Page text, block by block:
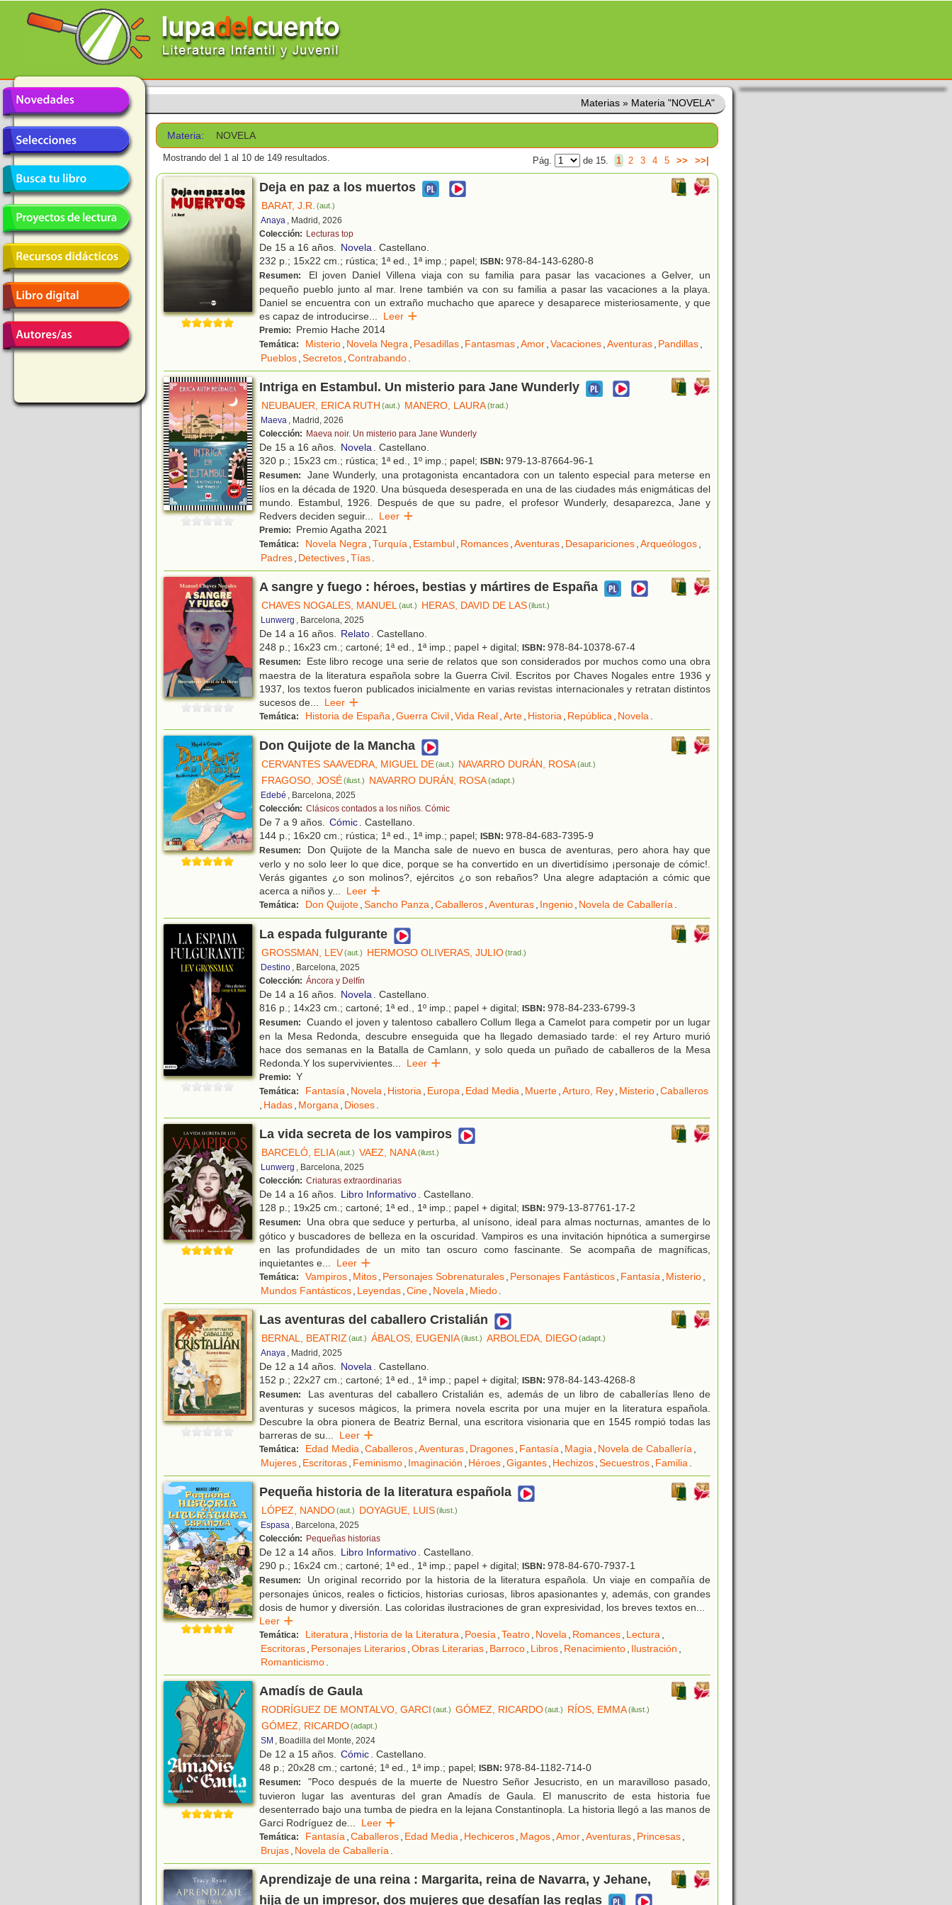
Materias » Materia "NOVELA"
Materia: NOVELA
Mostrando del 1 al 10 de 149 resultados. Pág. de 15. 1 2 3 4 5 >> >>|
Deja en paz a los muertos
BARAT, J.R. (aut.)
Anaya , Madrid, 2026
Colección: Lecturas top
De 15 a 16 años. Novela. Castellano.
232 p.; 15x22 cm.; rústica; 1ª ed., 1ª imp.; papel; ISBN: 978-84-143-6280-8
Resumen:
El joven Daniel Villena viaja con su familia para pasar las vacaciones a Gelver, un
pequeño pueblo junto al mar. Irene también va con su familia a pasar las vacaciones a la playa.
Daniel se encuentra con un extraño muchacho que aparece y desaparece misteriosamente, y que
es capaz de introducirse... Leer
Premio: Premio Hache 2014
Temática: Misterio, Novela Negra, Pesadillas, Fantasmas,Amor,Vacaciones,Aventuras, Pandillas,
Pueblos,Secretos,Contrabando.
Intriga en Estambul. Un misterio para Jane Wunderly
NEUBAUER, ERICA RUTH (aut.) MANERO, LAURA(trad.)
Maeva , Madrid, 2026
Colección: Maeva noir. Un misterio para Jane Wunderly
De 15 a 16 años. Novela. Castellano.
320 p.; 15x23 cm.; rústica; 1ª ed., 1º imp.; papel; ISBN: 979-13-87664-96-1
Resumen:
Jane Wunderly, una protagonista encantadora con un talento especial para meterse en
líos en la década de 1920. Una búsqueda desesperada en una de las ciudades más enigmáticas del
mundo. Estambul, 1926. Después de que su padre, el profesor Wunderly, desaparezca, Jane y
Redvers deciden seguir... Leer
Premio: Premio Agatha 2021
Temática: Novela Negra,Turquía, Estambul, Romances,Aventuras, Desapariciones,Arqueólogos,
Padres, Detectives,Tías.
A sangre y fuego : héroes, bestias y mártires de España
CHAVES NOGALES, MANUEL(aut.) HERAS, DAVID DE LAS(ilust.)
Lunwerg , Barcelona, 2025
De 14 a 16 años. Relato. Castellano.
248 p.; 16x23 cm.; cartoné; 1ª ed., 1ª imp.; papel + digital; ISBN: 978-84-10378-67-4
Resumen:
Este libro recoge una serie de relatos que son considerados por muchos como una obra
maestra de la literatura española sobre la Guerra Civil. Escritos por Chaves Nogales entre 1936 y
1937, los textos fueron publicados inicialmente en varias revistas internacionales y retratan distintos
sucesos de... Leer
Temática: Historia de España,Guerra Civil,Vida Real,Arte, Historia, República, Novela.
Don Quijote de la Mancha
CERVANTES SAAVEDRA, MIGUEL DE(aut.) NAVARRO DURÁN, ROSA(aut.)
FRAGOSO, JOSÉ(ilust.) NAVARRO DURÁN, ROSA(adapt.)
Edebé , Barcelona, 2025
Colección: Clásicos contados a los niños. Cómic
De 7 a 9 años. Cómic. Castellano.
144 p.; 16x20 cm.; rústica; 1ª ed., 1ª imp.; papel; ISBN: 978-84-683-7395-9
Resumen:
Don Quijote de la Mancha sale de nuevo en busca de aventuras, pero ahora hay que
verlo y no solo leer lo que dice, porque se ha convertido en un divertidísimo ¡personaje de cómic!.
Verás gigantes ¿o son molinos?, ejércitos ¿o son rebaños? Una alegre adaptación a cómic que
acerca a niños y... Leer
Temática: Don Quijote,Sancho Panza,Caballeros,Aventuras, Ingenio, Novela de Caballería.
La espada fulgurante
GROSSMAN, LEV(aut.) HERMOSO OLIVERAS, JULIO(trad.)
Destino , Barcelona, 2025
Colección: Áncora y Delfín
De 14 a 16 años. Novela. Castellano.
816 p.; 14x23 cm.; cartoné; 1ª ed., 1º imp.; papel + digital; ISBN: 978-84-233-6799-3
Resumen:
Cuando el joven y talentoso caballero Collum llega a Camelot para competir por un lugar
en la Mesa Redonda, descubre enseguida que ha llegado demasiado tarde: el rey Arturo murió
hace dos semanas en la Batalla de Camlann, y solo queda un puñado de caballeros de la Mesa
Redonda.Y los supervivientes... Leer
Premio: Y
Temática: Fantasía, Novela, Historia, Europa, Edad Media, Muerte,Arturo, Rey, Misterio,Caballeros
, Hadas, Morgana, Dioses.
La vida secreta de los vampiros
BARCELÓ, ELIA(aut.) VAEZ, NANA(ilust.)
Lunwerg , Barcelona, 2025
Colección: Criaturas extraordinarias
De 14 a 16 años. Libro Informativo. Castellano.
128 p.; 19x25 cm.; cartoné; 1ª ed., 1ª imp.; papel + digital; ISBN: 979-13-87761-17-2
Resumen:
Una obra que seduce y perturba, al unísono, ideal para almas nocturnas, amantes de lo
gótico y buscadores de belleza en la oscuridad. Vampiros es una invitación hipnótica a sumergirse
en las profundidades de un mito tan oscuro como fascinante. Se acompaña de magníficas,
inquietantes e... Leer
Temática: Vampiros, Mitos, Personajes Sobrenaturales, Personajes Fantásticos, Fantasía, Misterio,
Mundos Fantásticos, Leyendas,Cine, Novela, Miedo.
Las aventuras del caballero Cristalián
BERNAL, BEATRIZ(aut.) ÁBALOS, EUGENIA(ilust.) ARBOLEDA, DIEGO (adapt.)
Anaya , Madrid, 2025
De 12 a 14 años. Novela. Castellano.
152 p.; 22x27 cm.; cartoné; 1ª ed., 1ª imp.; papel + digital; ISBN: 978-84-143-4268-8
Resumen:
Las aventuras del caballero Cristalián es, además de un libro de caballerías lleno de
aventuras y sucesos mágicos, la primera novela escrita por una mujer en la literatura española.
Descubre la obra pionera de Beatriz Bernal, una escritora visionaria que en 1545 rompió todas las
barreras de su... Leer
Temática: Edad Media,Caballeros,Aventuras, Dragones, Fantasía, Magia, Novela de Caballería,
Mujeres, Escritoras, Feminismo, Imaginación , Héroes,Gigantes, Hechizos,Secuestros, Familia.
Pequeña historia de la literatura española
LÓPEZ, NANDO(aut.) DOYAGUE, LUIS(ilust.)
Espasa , Barcelona, 2025
Colección: Pequeñas historias
De 12 a 14 años. Libro Informativo. Castellano.
290 p.; 16x24 cm.; cartoné; 1ª ed., 1ª imp.; papel + digital; ISBN: 978-84-670-7937-1
Resumen:
Un original recorrido por la historia de la literatura española. Un viaje en compañía de
personajes únicos, reales o ficticios, historias curiosas, libros apasionantes y, además, con grandes
dosis de humor y diversión. Las coloridas ilustraciones de gran expresividad, los breves textos en...
Leer
Temática: Literatura, Historia de la Literatura, Poesía,Teatro, Novela, Romances, Lectura,
Escritoras, Personajes Literarios,Obras Literarias, Barroco, Libros, Renacimiento, Ilustración ,
Romanticismo.
Amadís de Gaula
RODRÍGUEZ DE MONTALVO, GARCI (aut.) GÓMEZ, RICARDO(aut.) RÍOS, EMMA(ilust.)
GÓMEZ, RICARDO(adapt.)
SM , Boadilla del Monte, 2024
De 12 a 15 años. Cómic. Castellano.
48 p.; 20x28 cm.; cartoné; 1ª ed., 1ª imp.; papel; ISBN: 978-84-1182-714-0
Resumen:
"Poco después de la muerte de Nuestro Señor Jesucristo, en un maravilloso pasado,
tuvieron lugar las aventuras del gran Amadís de Gaula. El manuscrito de esta historia fue
desenterrado bajo una tumba de piedra en la lejana Constantinopla. La historia llegó a las manos de
Garci Rodríguez de... Leer
Temática: Fantasía,Caballeros, Edad Media, Hechiceros, Magos,Amor,Aventuras, Princesas,
Brujas, Novela de Caballería.
Aprendizaje de una reina : Margarita, reina de Navarra, y Jehane,
hija de un impresor, dos mujeres que desafían las reglas